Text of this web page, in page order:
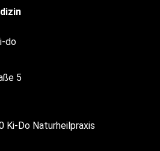
do
5
Ki-Do Naturheilpraxis